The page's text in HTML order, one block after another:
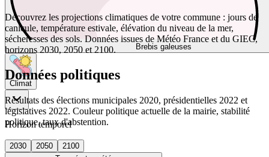
Brebis galeuses
Climat
Horizon temporel
2030 2050
2100
Découvrez les projections climatiques de votre commune : jours de
canicule, température estivale, élévation du niveau de la mer,
sécheresses des sols. Données issues de Météo France et du GIEC,
horizons 2030, 2050 et 2100.
Données politiques
Résultats des élections municipales 2020, présidentielles 2022 et
législatives 2022. Couleur politique actuelle de la mairie, stabilité
politique, taux d'abstention.